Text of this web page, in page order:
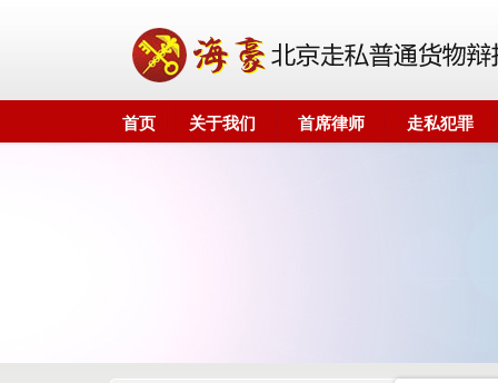
首页 关于我们 首席律师 走私犯罪